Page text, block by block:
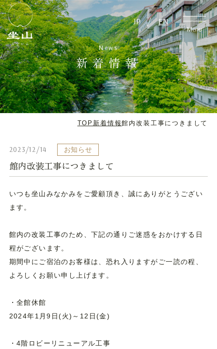
JP / EN
Menu
News
新着情報
TOP 新着情報館内改装工事につきまして
2023/12/14 お知らせ
館内改装工事につきまして
いつも坐山みなかみをご愛顧頂き、誠にありがとうござい
ます。
館内の改装工事のため、下記の通りご迷惑をおかけする日
程がございます。
期間中にご宿泊のお客様は、恐れ入りますがご一読の程、
よろしくお願い申し上げます。
・全館休館
2024年1月9日(火)～12日(金)
・4階ロビーリニューアル工事
Close
JP / EN
TOP アクセス
温泉 周辺観光
料理 日帰り
施設案内
宴会・団体
企業様向けプラン
新着情報
お問い合わせ